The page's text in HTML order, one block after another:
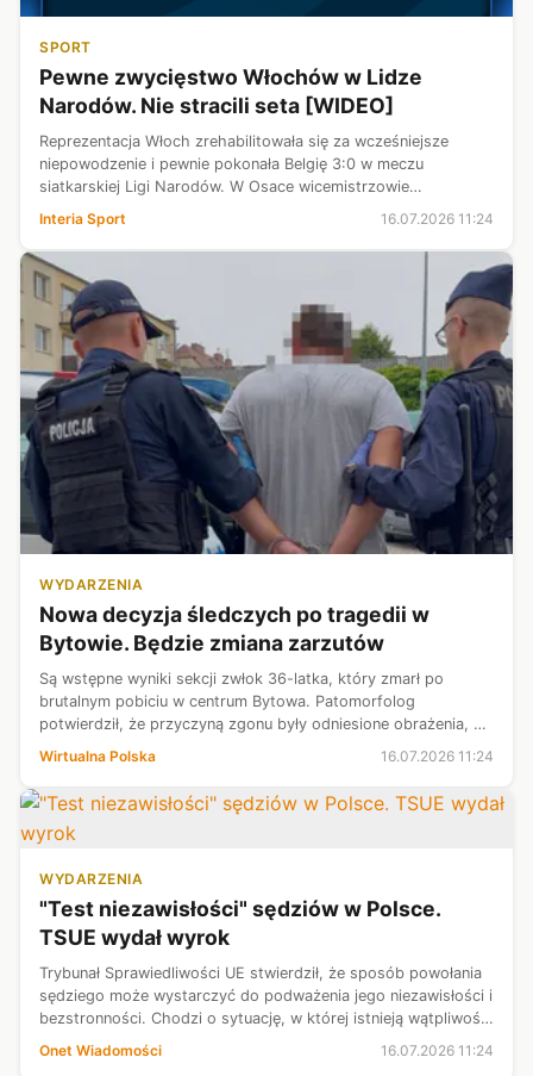
SPORT
Pewne zwycięstwo Włochów w Lidze
Narodów. Nie stracili seta [WIDEO]
Reprezentacja Włoch zrehabilitowała się za wcześniejsze
niepowodzenie i pewnie pokonała Belgię 3:0 w meczu
siatkarskiej Ligi Narodów. W Osace wicemistrzowie
boisku i nie pozwolili rywalom na zdo...
Interia Sport 16.07.2026 11:24
WYDARZENIA
Nowa decyzja śledczych po tragedii w
Bytowie. Będzie zmiana zarzutów
Są wstępne wyniki sekcji zwłok 36-latka, który zmarł po
brutalnym pobiciu w centrum Bytowa. Patomorfolog
potwierdził, że przyczyną zgonu były odniesione obrażenia, co
oznacza, że trzej podejrzani obywatele Ukrainy usłyszą
Wirtualna Polska 16.07.2026 11:24
WYDARZENIA
"Test niezawisłości" sędziów w Polsce.
TSUE wydał wyrok
Trybunał Sprawiedliwości UE stwierdził, że sposób powołania
sędziego może wystarczyć do podważenia jego niezawisłości i
bezstronności. Chodzi o sytuację, w której istnieją wątpliwości
co do wywierania wpływu innych władz na nominację
Onet Wiadomości 16.07.2026 11:24